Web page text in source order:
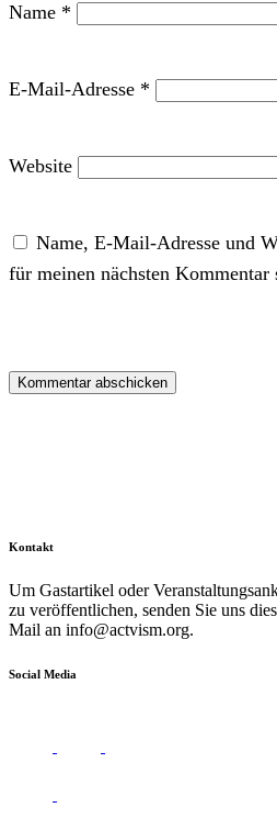
Name *
E-Mail-Adresse *
Website
Name, E-Mail-Adresse und
für meinen nächsten Kommentar
Kontakt
Um Gastartikel oder
zu veröffentlichen, senden Sie uns
Mail an info@actvism.org.
Social Media